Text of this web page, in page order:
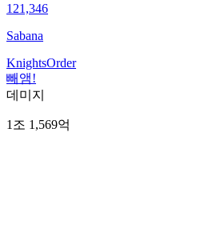
121,346
Sabana
KnightsOrder
빼앰!
데미지
1조 1,569억